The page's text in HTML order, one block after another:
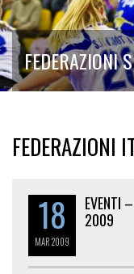
FEDERAZIONI
FEDERAZIONI
18
MAR2009
EVENTI
2009